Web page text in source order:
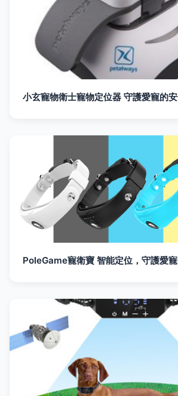
小玄寵物衛士寵物定位器 守護愛寵的
PoleGame寵衛寶 智能定位，守護愛